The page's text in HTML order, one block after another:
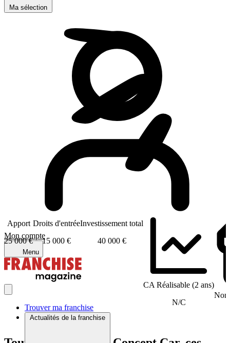
Ma sélection
Mon compte
Menu
Trouver ma franchise
Actualités de la franchise
Apport
25 000 €
Droits d'entrée
15 000 €
Investissement total
40 000 €
CA Réalisable (2 ans)
N/C